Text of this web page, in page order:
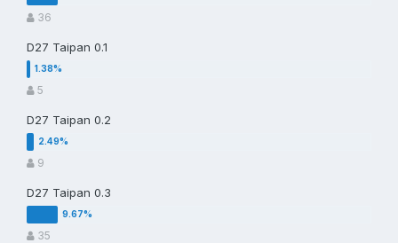
36
D27 Taipan 0.1
5
D27 Taipan 0.2
9
D27 Taipan 0.3
35